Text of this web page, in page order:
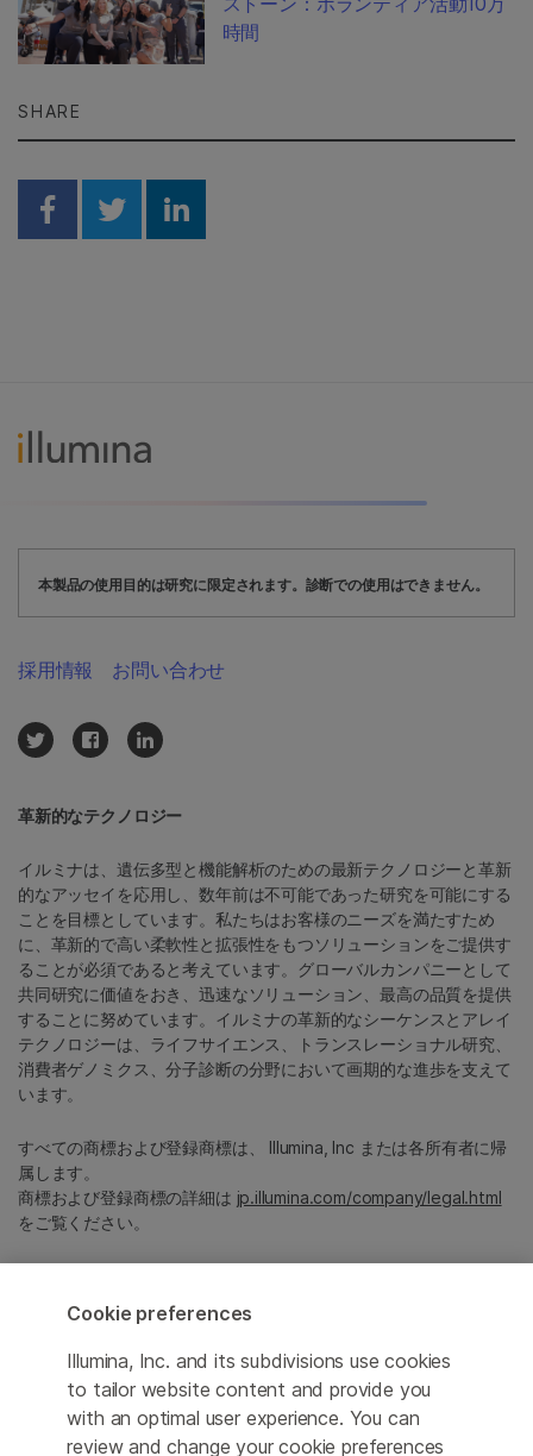
時間
SHARE
Share on Facebook
Share on Twitter
Share on Linkedin
本製品の使用目的は研究に限定されます。診断での使用はできません。
革新的なテクノロジー
イルミナは、遺伝多型と機能解析のための最新テクノロジーと革新
的なアッセイを応用し、数年前は不可能であった研究を可能にする
ことを目標としています。私たちはお客様のニーズを満たすため
に、革新的で高い柔軟性と拡張性をもつソリューションをご提供す
ることが必須であると考えています。グローバルカンパニーとして
共同研究に価値をおき、迅速なソリューション、最高の品質を提供
することに努めています。イルミナの革新的なシーケンスとアレイ
テクノロジーは、ライフサイエンス、トランスレーショナル研究、
消費者ゲノミクス、分子診断の分野において画期的な進歩を支えて
います。
すべての商標および登録商標は、 Illumina, Inc または各所有者に帰
属します。
商標および登録商標の詳細は jp.illumina.com/company/legal.html
をご覧ください。
採用情報 お問い合わせ
© 2026 Illumina, Inc. All rights reserved.
Cookie preferences
Illumina, Inc. and its subdivisions use cookies
to tailor website content and provide you
with an optimal user experience. You can
review and change your cookie preferences